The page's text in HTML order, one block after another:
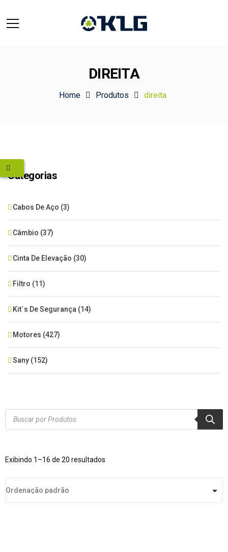
DIREITA
Home Produtos direita
Categorias
Cabos De Aço (3)
Câmbio (37)
Cinta De Elevação (30)
Filtro (11)
Kit´s De Segurança (14)
Motores (427)
Sany (152)
Xcmg(425)
Products
search
Exibindo 1–16 de 20 resultados